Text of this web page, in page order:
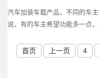
汽车加装车载产品，不同的车
说，有的车主希望功能多一点
一个。现在市面上的产品大多
Ⅱ（尊享版）不同于其他品牌
首页 上一页 4